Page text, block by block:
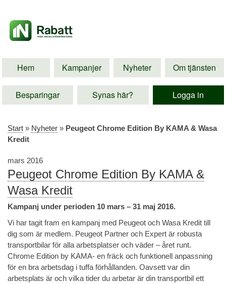
Hem Kampanjer Nyheter Om tjänsten
Besparingar Synas här? Logga in
Start » Nyheter » Peugeot Chrome Edition By KAMA & Wasa
Kredit
mars 2016
Peugeot Chrome Edition By KAMA &
Wasa Kredit
Kampanj under perioden 10 mars – 31 maj 2016.
Vi har tagit fram en kampanj med Peugeot och Wasa Kredit till
dig som är medlem. Peugeot Partner och Expert är robusta
transportbilar för alla arbetsplatser och väder – året runt.
Chrome Edition by KAMA- en fräck och funktionell anpassning
för en bra arbetsdag i tuffa förhållanden. Oavsett var din
arbetsplats är och vilka tider du arbetar är din transportbil ett